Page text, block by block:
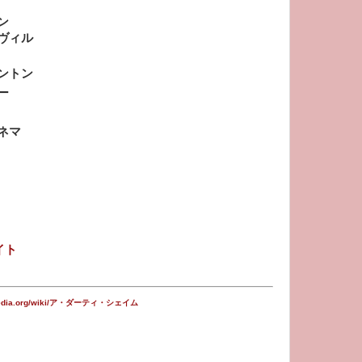
ィル
トン
マ
ト
wiki/ア・ダーティ・シェイム